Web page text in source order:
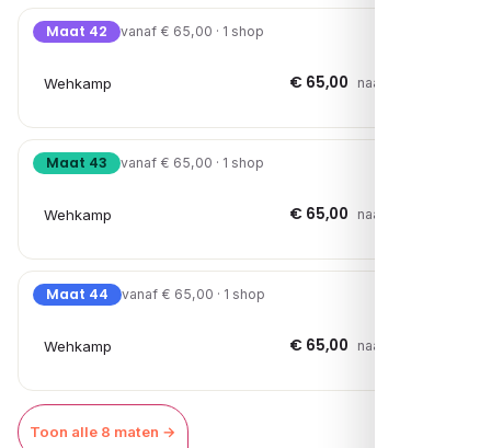
Maat 42 vanaf € 65,00 · 1 shop
Wehkamp € 65,00 naar shop →
Maat 43 vanaf € 65,00 · 1 shop
Wehkamp € 65,00 naar shop →
Maat 44 vanaf € 65,00 · 1 shop
Wehkamp € 65,00 naar shop →
Toon alle 8 maten →